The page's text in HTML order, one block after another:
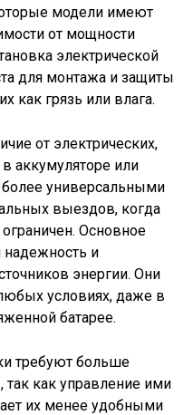
модели имеют
от мощности
электрической
для монтажа и защиты
как грязь или влага.
от электрических,
аккумуляторе или
более универсальными
выездов, когда
Основное
и
энергии. Они
условиях, даже в
батарее.
требуют больше
как управление ими
их менее удобными